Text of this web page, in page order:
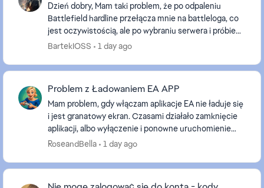
Dzień dobry, Mam taki problem, że po odpaleniu
Battlefield hardline przełącza mnie na battleloga, co
jest oczywistością, ale po wybraniu serwera i próbie
dołączenia wyskakuje okienko takie jak na sc...
BartekIOSS 1 day ago
Problem z Ładowaniem EA APP
Mam problem, gdy włączam aplikacje EA nie ładuje się
i jest granatowy ekran. Czasami działało zamknięcie
aplikacji, albo wyłączenie i ponowne uruchomienie
komputera, by naprawiło się. Teraz nic nie p...
RoseandBella 1 day ago